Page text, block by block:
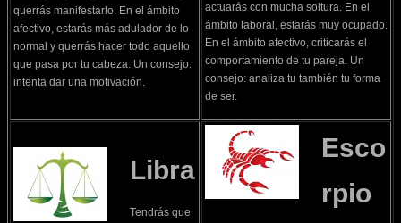
querrás manifestarlo. En el ámbito
afectivo, estarás más adulador de lo
normal y querrás hacer todo aquello
que pasa por tu cabeza. Un consejo:
intenta dar una motivación.
actuarás con mucha soltura. En el
ámbito laboral, estarás muy ocupado.
En el ámbito afectivo, criticarás el
comportamiento de tu pareja. Un
consejo: analiza tu también tu forma
de ser.
Libra
Tendrás que
Esco
rpio